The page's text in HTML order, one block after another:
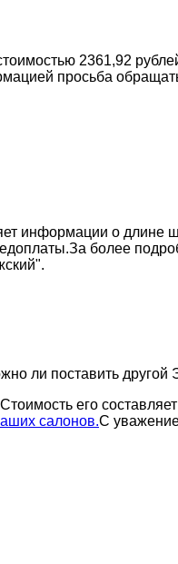
2361,92
просьба
информации о длине
более
ли поставить другой
его
салонов.С